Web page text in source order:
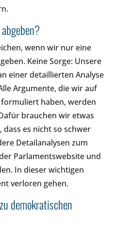
wenn wir nur eine
Keine Sorge: Unsere
einer detaillierten Analyse
Argumente, die wir auf
haben, werden
brauchen wir etwas
dass es nicht so schwer
Detailanalysen zum
Parlamentswebsite und
In dieser wichtigen
verloren gehen.
demokratischen